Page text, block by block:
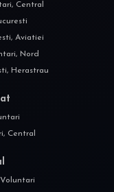
Central
Aviatiei
Nord
Herastrau
Central